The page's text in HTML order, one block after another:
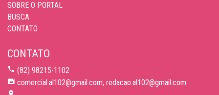
SOBRE O PORTAL
BUSCA
CONTATO
CONTATO
(82) 98215-1102
comercial.al102@gmail.com; redacao.al102@gmail.com